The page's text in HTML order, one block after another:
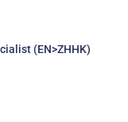
(EN>ZHHK)